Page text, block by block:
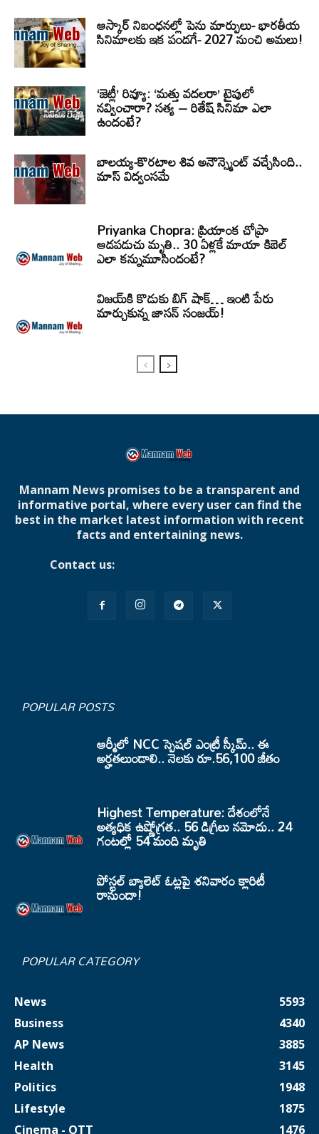
ఆస్కార్ నిబంధనల్లో పెను మార్పులు- భారతీయ
సినిమాలకు ఇక పండగే- 2027 నుంచి అమలు!
‘జెట్లీ’ రివ్యూ: ‘మత్తు వదలరా’ టైపులో
నవ్వించారా? సత్య – రితేష్ సినిమా ఎలా
ఉందంటే?
బాలయ్య-కొరటాల శివ అనౌన్స్మెంట్ వచ్చేసింది..
మాస్ విద్వంసమే
Priyanka Chopra: ప్రియాంక చోప్రా
ఆడపడుచు మృతి.. 30 ఏళ్లకే మాయా కిబెల్
ఎలా కన్నుమూసిందంటే?
విజయ్‌కి కొడుకు బిగ్ షాక్… ఇంటి పేరు
మార్చుకున్న జాసన్ సంజయ్!
Mannam News promises to be a transparent and
informative portal, where every user can find the
best in the market latest information with recent
facts and entertaining news.
Contact us:
POPULAR POSTS
ఆర్మీలో NCC స్పెషల్ ఎంట్రీ స్కీమ్.. ఈ
అర్హతలుండాలి.. నెలకు రూ.56,100 జీతం
Highest Temperature: దేశంలోనే
అత్యధిక ఉష్ణోగ్రత.. 56 డిగ్రీలు నమోదు.. 24
గంటల్లో 54 మంది మృతి
పోస్టల్ బ్యాలెట్ ఓట్లపై శనివారం క్లారిటీ
రానుందా!
POPULAR CATEGORY
News
5593
Business
4340
AP News
3885
Health
3145
Politics
1948
Lifestyle
1875
Cinema - OTT
1476